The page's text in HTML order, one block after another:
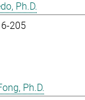
Ph.D.
205
Ph.D.